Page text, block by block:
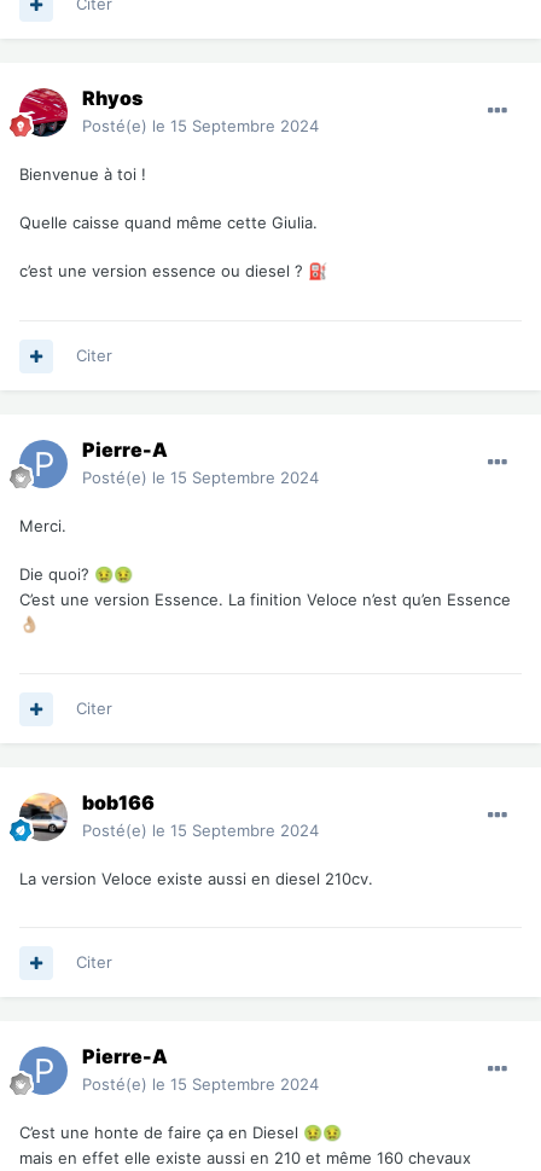
Citer
Rhyos
Posté(e) le 15 Septembre 2024
Bienvenue à toi !
Quelle caisse quand même cette Giulia.
c’est une version essence ou diesel ? ⛽
Citer
Pierre-A
Posté(e) le 15 Septembre 2024
Merci.
Die quoi? 🤢🤢
C’est une version Essence. La finition Veloce n’est qu’en Essence
👌🏼
Citer
bob166
Posté(e) le 15 Septembre 2024
La version Veloce existe aussi en diesel 210cv.
Citer
Pierre-A
Posté(e) le 15 Septembre 2024
C’est une honte de faire ça en Diesel 🤢🤢
mais en effet elle existe aussi en 210 et même 160 chevaux